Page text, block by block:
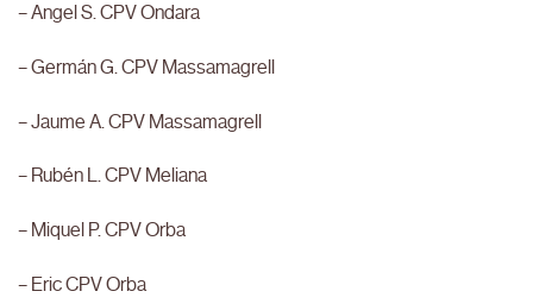
– Angel S. CPV Ondara
– Germán G. CPV Massamagrell
– Jaume A. CPV Massamagrell
– Rubén L. CPV Meliana
– Miquel P. CPV Orba
– Eric CPV Orba